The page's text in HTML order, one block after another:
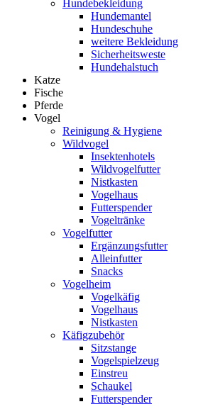
Hundebekleidung
Hundemantel
Hundeschuhe
weitere Bekleidung
Sicherheitsweste
Hundehalstuch
Katze
Fische
Pferde
Vogel
Reinigung & Hygiene
Wildvogel
Insektenhotels
Wildvogelfutter
Nistkasten
Vogelhaus
Futterspender
Vogeltränke
Vogelfutter
Ergänzungsfutter
Alleinfutter
Snacks
Vogelheim
Vogelkäfig
Vogelhaus
Nistkasten
Käfigzubehör
Sitzstange
Vogelspielzeug
Einstreu
Schaukel
Futterspender